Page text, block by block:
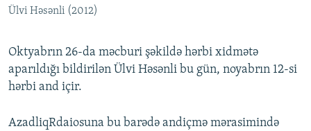
İZ - MƏDƏNIYYƏT PROQRAMI
MATERIALLARIMIZDAN ISTIFADƏ
BIZIMLƏ ƏLAQƏ
XƏBƏR BÜLLETENLƏRIMIZ
Ülvi Həsənli (2012)
Oktyabrın 26-da məcburi şəkildə hərbi xidmətə
aparıldığı bildirilən Ülvi Həsənli bu gün, noyabrın 12-si
hərbi and içir.
AzadliqRdaiosuna bu barədə andiçmə mərasimində